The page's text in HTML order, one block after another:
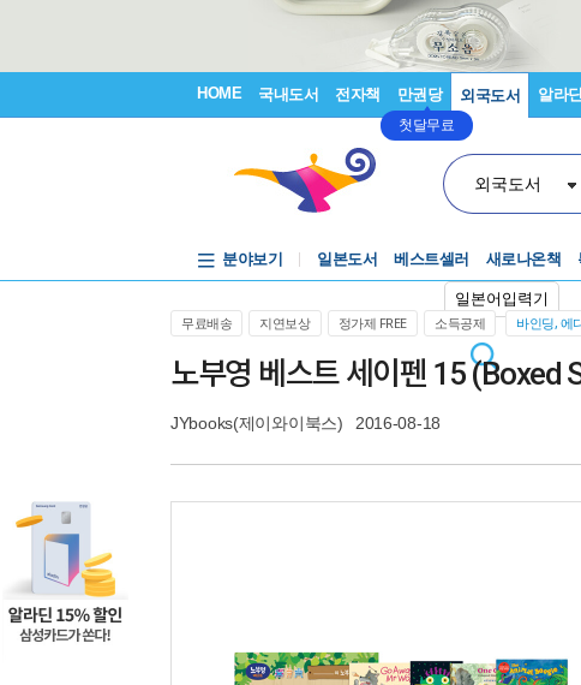
HOME 국내도서 전자책 만권당
첫달무료
외국도서 알라
외국도서
일본어입력기
분야보기 일본도서 베스트셀러 새로나온책
무료배송 지연보상 정가제 FREE 소득공제 바인딩, 에
노부영 베스트 세이펜 15 (Boxed
JYbooks(제이와이북스) 2016-08-18